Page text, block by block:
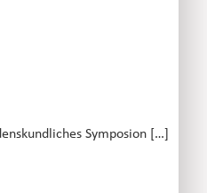
Symposion […]